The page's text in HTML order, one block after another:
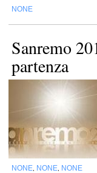
NONE
Sanremo
partenza
NONE NONE NONE